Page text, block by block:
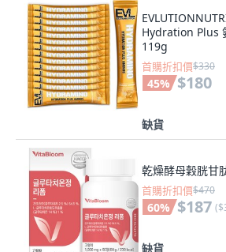
Hydration Plus
119g
首購折扣價$330
45% $180
缺貨
乾燥酵母穀胱甘
首購折扣價$470
60% $187 (
缺貨